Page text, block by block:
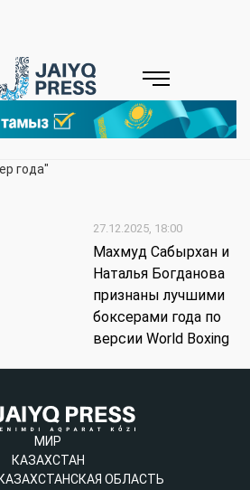
года"
27.12.2025, 18:00
Махмуд Сабырхан и
Наталья Богданова
признаны лучшими
боксерами года по
версии World Boxing
МИР
КАЗАХСТАН
ОБЛАСТЬ